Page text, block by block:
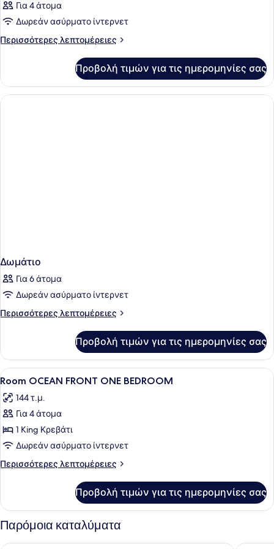
Για 4 άτομα
Δωρεάν ασύρματο ίντερνετ
Περισσότερες λεπτομέρειες
Περισσότερες
Προβολή τιμών για τις ημερομηνίες σας
Δωμάτιο
Για 6 άτομα
Δωρεάν ασύρματο ίντερνετ
Περισσότερες λεπτομέρειες
Περισσότερες
Προβολή τιμών για τις ημερομηνίες σας
Προβολή
όλων
των
φωτογραφιών
για
Room
OCEAN
FRONT
BEDROOM
Ένα δωμάτιο ξενοδοχείου με ένα
4
Room OCEAN FRONT ONE BEDROOM
144 τ.μ.
Για 4 άτομα
1 King Κρεβάτι
Δωρεάν ασύρματο ίντερνετ
Περισσότερες λεπτομέρειες
Περισσότερες
OCEAN
FRONT
ONE
Προβολή τιμών για τις ημερομηνίες σας
Παρόμοια καταλύματα